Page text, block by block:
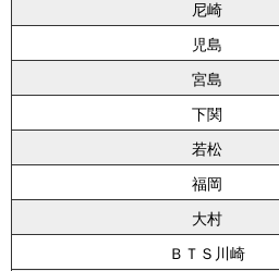
尼崎
児島
宮島
下関
若松
福岡
大村
ＢＴＳ川崎